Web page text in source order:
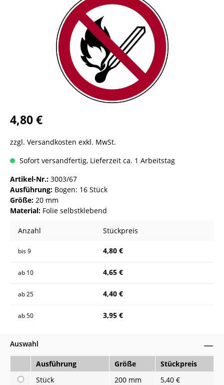
4,80 €
zzgl. Versandkosten exkl. MwSt.
Sofort versandfertig, Lieferzeit ca. 1 Arbeitstag
Artikel-Nr.: 3003/67
Ausführung: Bogen: 16 Stück
Größe: 20 mm
Material: Folie selbstklebend
Anzahl Stückpreis
bis9 4,80 €
ab 10 4,65 €
ab25 4,40 €
ab50 3,95 €
Auswahl
Ausführung Größe
Stückpreis
Stück
200 mm
5,40 €